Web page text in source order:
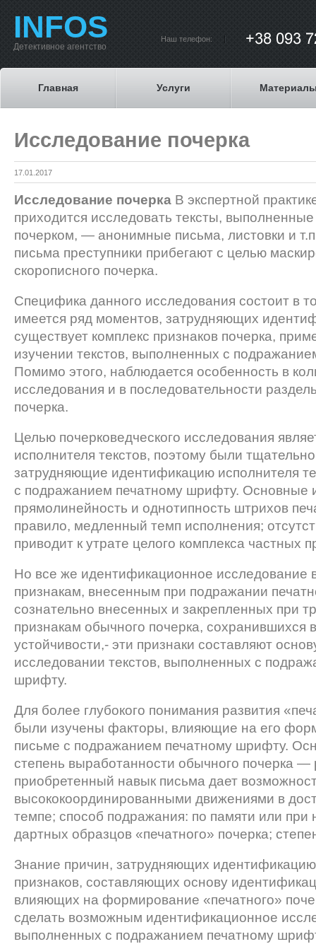
INFOS
Детективное агентство
Главная Услуги
Наш телефон:
Исследование почерка
17.01.2017
Исследование почерка В экспертной
приходится исследовать тексты,
почерком, — анонимные письма, листовки и
письма преступники прибегают с целью
скорописного почерка.
Специфика данного исследования состоит в
имеется ряд моментов, затрудняющих
существует комплекс признаков почерка,
изучении текстов, выполненных с
Помимо этого, наблюдается особенность в
исследования и в последо­вательности
почерка.
Целью почерковедческого исследования
исполнителя текстов, поэтому были
затрудняющие идентификацию исполнителя
с подражанием печатному шрифту. Основные
прямолинейность и однотипность штрихов
правило, медленный темп исполнения;
приводит к утрате целого комплекса частных
Но все же идентификационное исследование
признакам, внесенным при подражании
сознательно внесенных и закрепленных при
признакам обычного почерка, сохранившихся
устойчивости,- эти признаки составляют
исследовании текстов, выполненных с
шрифту.
Для более глубокого понимания развития
были изучены факторы, влияющие на его
письме с подражанием печатному шрифту.
степень выработанности обычного почерка —
приобретенный навык письма дает
высококоординированными движениями в
темпе; способ подражания: по памяти или при
дартных образцов «печатного» почерка;
Знание причин, затрудняющих
признаков, составляющих основу
влияющих на формирование «печатного»
сделать возможным идентификационное
выполненных с подражанием печатному